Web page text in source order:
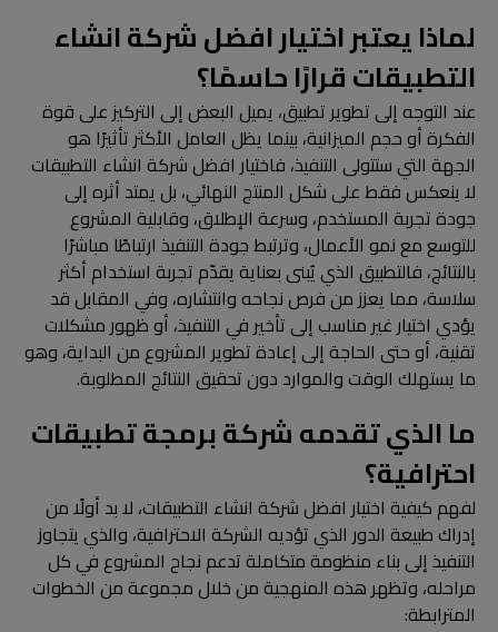
لماذا يعتبر اختيار افضل شركة انشاء
التطبيقات قرارًا حاسمًا؟
عند التوجه إلى تطوير تطبيق، يميل البعض إلى التركيز على قوة
الفكرة أو حجم الميزانية، بينما يظل العامل الأكثر تأثيرًا هو
الجهة التي ستتولى التنفيذ، فاختيار افضل شركة انشاء التطبيقات
لا ينعكس فقط على شكل المنتج النهائي، بل يمتد أثره إلى
جودة تجربة المستخدم، وسرعة الإطلاق، وقابلية المشروع
للتوسع مع نمو الأعمال، وترتبط جودة التنفيذ ارتباطًا مباشرًا
بالنتائج، فالتطبيق الذي يُبنى بعناية يقدّم تجربة استخدام أكثر
سلاسة، مما يعزز من فرص نجاحه وانتشاره، وفي المقابل قد
يؤدي اختيار غير مناسب إلى تأخير في التنفيذ، أو ظهور مشكلات
تقنية، أو حتى الحاجة إلى إعادة تطوير المشروع من البداية، وهو
ما يستهلك الوقت والموارد دون تحقيق النتائج المطلوبة.
ما الذي تقدمه شركة برمجة تطبيقات
احترافية؟
لفهم كيفية اختيار افضل شركة انشاء التطبيقات، لا بد أولًا من
إدراك طبيعة الدور الذي تؤديه الشركة الاحترافية، والذي يتجاوز
التنفيذ إلى بناء منظومة متكاملة تدعم نجاح المشروع في كل
مراحله، وتظهر هذه المنهجية من خلال مجموعة من الخطوات
المترابطة: